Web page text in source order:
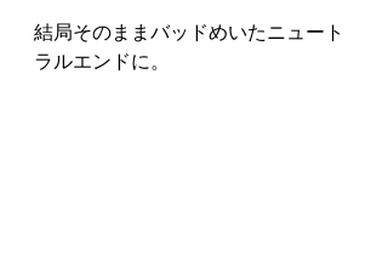
結局そのままバッドめいたニュート
ラルエンドに。